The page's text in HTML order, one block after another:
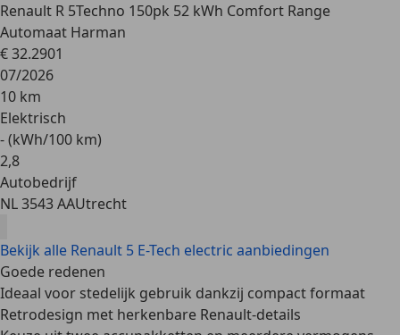
Renault R 5Techno 150pk 52 kWh Comfort Range
Automaat Harman
€ 32.2901
07/2026
10 km
Elektrisch
- (kWh/100 km)
2,8
Autobedrijf
NL 3543 AAUtrecht
Bekijk alle Renault 5 E-Tech electric aanbiedingen
Goede redenen
Ideaal voor stedelijk gebruik dankzij compact formaat
Retrodesign met herkenbare Renault-details